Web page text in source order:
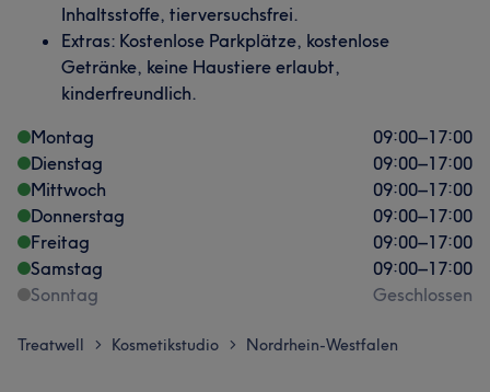
Inhaltsstoffe, tierversuchsfrei.
Extras: Kostenlose Parkplätze, kostenlose
Getränke, keine Haustiere erlaubt,
kinderfreundlich.
Montag
09:00–17:00
Dienstag
09:00–17:00
Mittwoch
09:00–17:00
Donnerstag
09:00–17:00
Freitag
09:00–17:00
Samstag
09:00–17:00
Sonntag
Geschlossen
Treatwell > Kosmetikstudio > Nordrhein-Westfalen